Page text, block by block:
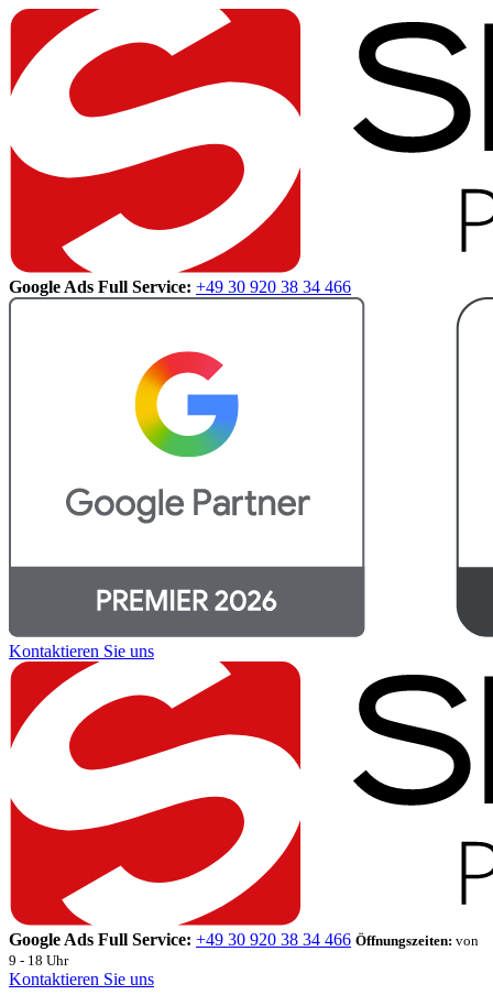
Google Ads Full Service: +49 30 920 38 34 466
Kontaktieren Sie uns
Google Ads Full Service: +49 30 920 38 34 466 Öffnungszeiten: von
9 - 18 Uhr
Kontaktieren Sie uns